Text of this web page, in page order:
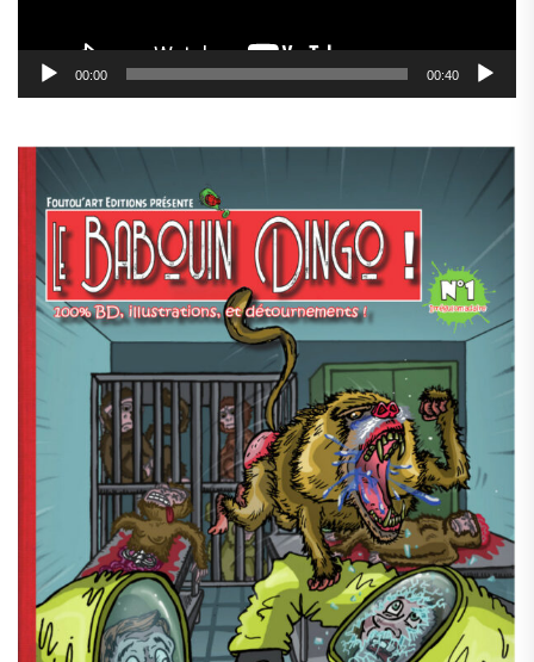
00:00 00:40